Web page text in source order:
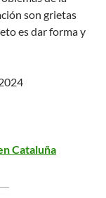
son grietas
es dar forma y
Cataluña